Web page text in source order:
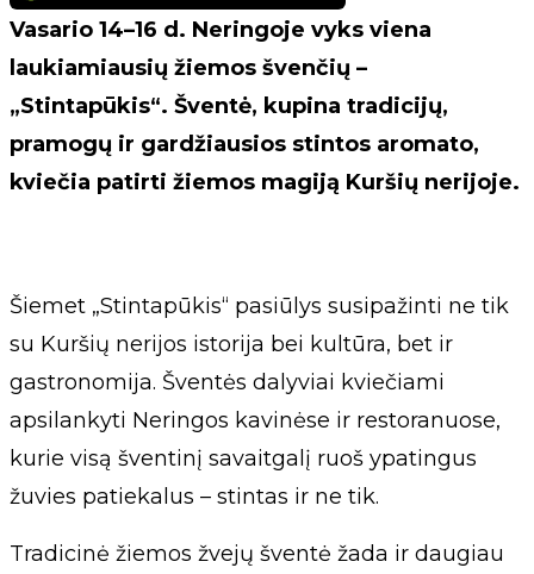
Vasario 14–16 d. Neringoje vyks viena
laukiamiausių žiemos švenčių –
„Stintapūkis“. Šventė, kupina tradicijų,
pramogų ir gardžiausios stintos aromato,
kviečia patirti žiemos magiją Kuršių nerijoje.
Šiemet „Stintapūkis“ pasiūlys susipažinti ne tik
su Kuršių nerijos istorija bei kultūra, bet ir
gastronomija. Šventės dalyviai kviečiami
apsilankyti Neringos kavinėse ir restoranuose,
kurie visą šventinį savaitgalį ruoš ypatingus
žuvies patiekalus – stintas ir ne tik.
Tradicinė žiemos žvejų šventė žada ir daugiau